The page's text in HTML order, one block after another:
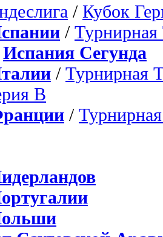
/ Кубок
/ Турнирная
Испания Сегунда
/ Турнирная
B
/